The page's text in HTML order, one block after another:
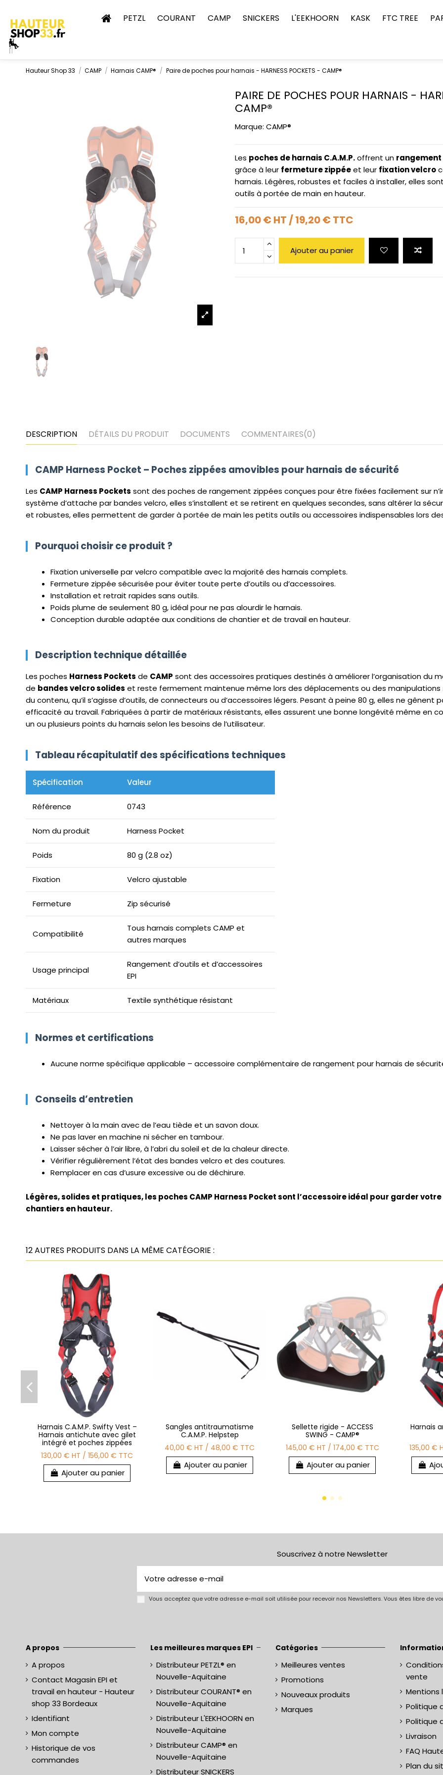
PETZL COURANT CAMP SNICKERS L'EEKHOORN KASK FTC TREE
Hauteur Shop 33 CAMP Harnais CAMP® Paire de poches pour harnais - HARNESS POCKETS - CAMP®
PAIRE DE POCHES POUR HARNAIS -
CAMP®
Marque: CAMP®
Les poches de harnais C.A.M.P.offrent un
grâce à leur fermeture zippéeet leur fixation velcro
harnais. Légères, robustes et faciles à installer, elles
outils à portée de main en hauteur.
16,00 € HT /19,20 € TTC
Ajouter au panier
DESCRIPTION DÉTAILS DU PRODUIT DOCUMENTS COMMENTAIRES(0)
CAMP Harness Pocket – Poches zippées amovibles pour harnais de sécurité
Les CAMP Harness Pockets sont des poches de rangement zippées conçues pour être fixées facilement sur
système d’attache par bandes velcro, elles s’installent et se retirent en quelques secondes, sans altérer la
et robustes, elles permettent de garder à portée de main les petits outils ou accessoires indispensables lors
Pourquoi choisir ce produit ?
Fixation universelle par velcro compatible avec la majorité des harnais complets.
Fermeture zippée sécurisée pour éviter toute perte d’outils ou d’accessoires.
Installation et retrait rapides sans outils.
Poids plume de seulement 80 g, idéal pour ne pas alourdir le harnais.
Conception durable adaptée aux conditions de chantier et de travail en hauteur.
Description technique détaillée
Les poches Harness Pockets de CAMP sont des accessoires pratiques destinés à améliorer l’organisation du
de bandes velcro solides et reste fermement maintenue même lors des déplacements ou des manipulations
du contenu, qu’il s’agisse d’outils, de connecteurs ou d’accessoires légers. Pesant à peine 80 g, elles ne
efficacité au travail. Fabriquées à partir de matériaux résistants, elles assurent une bonne longévité même en
un ou plusieurs points du harnais selon les besoins de l’utilisateur.
Tableau récapitulatif des spécifications techniques
Spécification Valeur
Référence 0743
Nom du produit Harness Pocket
Poids 80 g (2.8 oz)
Fixation Velcro ajustable
Fermeture Zip sécurisé
Compatibilité
Tous harnais complets CAMP et
autres marques
Usage principal
Rangement d’outils et d’accessoires
EPI
Matériaux Textile synthétique résistant
Normes et certifications
Aucune norme spécifique applicable – accessoire complémentaire de rangement pour harnais de
Conseils d’entretien
Nettoyer à la main avec de l’eau tiède et un savon doux.
Ne pas laver en machine ni sécher en tambour.
Laisser sécher à l’air libre, à l’abri du soleil et de la chaleur directe.
Vérifier régulièrement l’état des bandes velcro et des coutures.
Remplacer en cas d’usure excessive ou de déchirure.
Légères, solides et pratiques, les poches CAMP Harness Pocket sont l’accessoire idéal pour garder
chantiers en hauteur.
12 AUTRES PRODUITS DANS LA MÊME CATÉGORIE :
Harnais C.A.M.P. Swifty Vest –
Harnais antichute avec gilet
intégré et poches zippées
130,00 € HT / 156,00 € TTC
Ajouter au panier
Sangles antitraumatisme
C.A.M.P. Helpstep
40,00 € HT / 48,00 € TTC
Ajouter au panier
Sellette rigide - ACCESS
SWING - CAMP®
145,00 € HT / 174,00 € TTC
Ajouter au panier
Harnais
135,00 €
Souscrivez à notre Newsletter
Vous acceptez que votre adresse e-mail soit utilisée pour recevoir nos Newsletters. Vous êtes libre de
A propos
A propos
Contact Magasin EPI et
travail en hauteur - Hauteur
shop 33 Bordeaux
Identifiant
Mon compte
Historique de vos
commandes
Les meilleures marques EPI
Distributeur PETZL® en
Nouvelle-Aquitaine
Distributeur COURANT® en
Nouvelle-Aquitaine
Distributeur L'EEKHOORN en
Nouvelle-Aquitaine
Distributeur CAMP® en
Nouvelle-Aquitaine
Distributeur SNICKERS
Catégories
Meilleures ventes
Promotions
Nouveaux produits
Marques
vente
Mentions
Politique
Politique
Livraison
FAQ
Plan du